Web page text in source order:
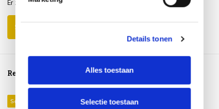
Details tonen
Alles toestaan
Selectie toestaan
Er zijn nog geen reviews geschreven over dit product..
Schrijf je eigen review
Reeds bekeken
Sale 15%